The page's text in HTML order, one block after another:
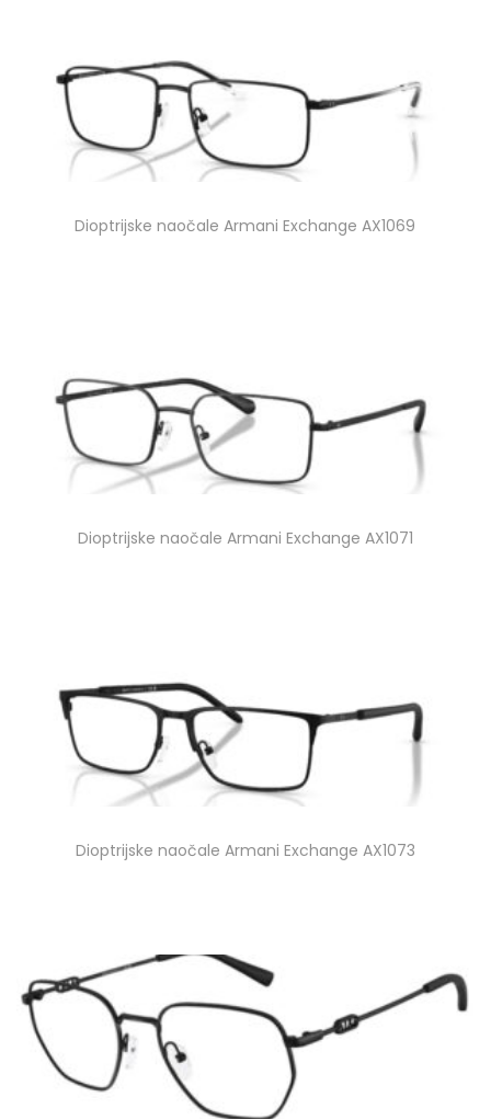
Dioptrijske naočale Armani Exchange AX1069
Dioptrijske naočale Armani Exchange AX1071
Dioptrijske naočale Armani Exchange AX1073